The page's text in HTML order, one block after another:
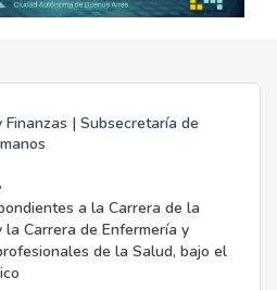
| Subsecretaría de
a la Carrera de la
Carrera de Enfermería y
de la Salud, bajo el